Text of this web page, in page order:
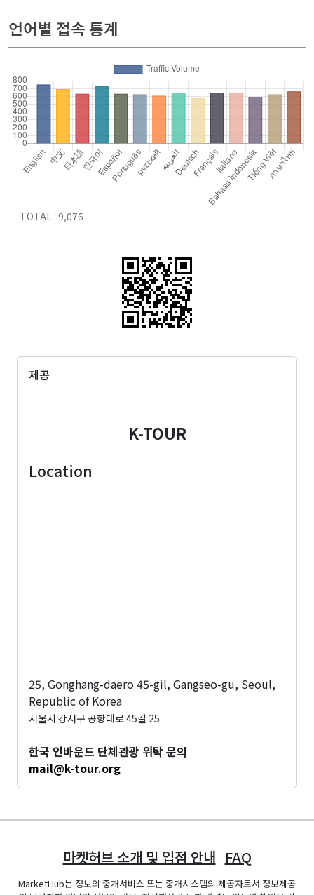
언어별 접속 통계
TOTAL : 9,076
제공
K-TOUR
Location
25, Gonghang-daero 45-gil, Gangseo-gu, Seoul,
Republic of Korea
서울시 강서구 공항대로 45길 25
한국 인바운드 단체관광 위탁 문의
mail@k-tour.org
마켓허브 소개 및 입점 안내 FAQ
MarketHub는 정보의 중개서비스 또는 중개시스템의 제공자로서 정보제공